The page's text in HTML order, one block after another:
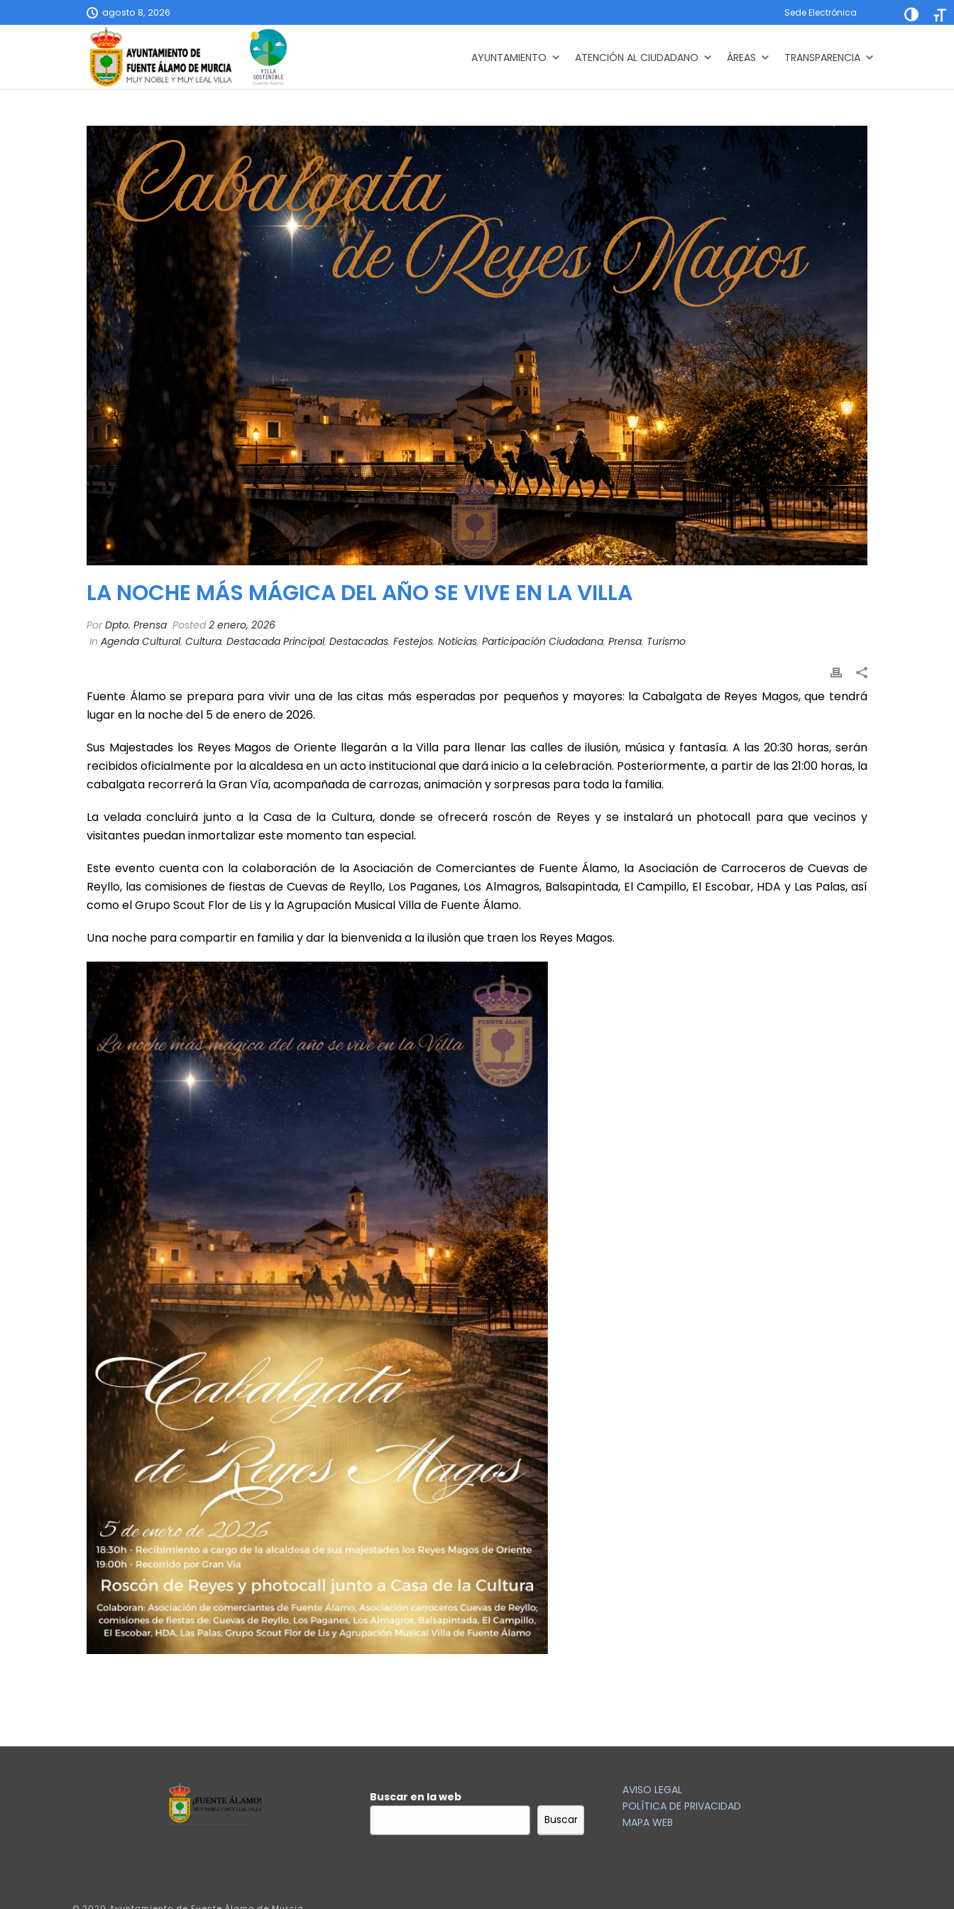
Alternar
agosto 8, 2026 Sede Electrónica
AYUNTAMIENTO ATENCIÓN AL CIUDADANO ÁREAS TRANSPARENCIA
LA NOCHE MÁS MÁGICA DEL AÑO SE VIVE EN LA VILLA
PorDpto. Prensa Posted2 enero, 2026
In Agenda Cultural, Cultura, Destacada Principal, Destacadas, Festejos, Noticias, Participación Ciudadana, Prensa, Turismo
Fuente Álamo se prepara para vivir una de las citas más esperadas por pequeños y mayores: la Cabalgata de Reyes Magos, que tendrá
lugar en la noche del 5 de enero de 2026.
Sus Majestades los Reyes Magos de Oriente llegarán a la Villa para llenar las calles de ilusión, música y fantasía. A las 20:30 horas, serán
recibidos oficialmente por la alcaldesa en un acto institucional que dará inicio a la celebración. Posteriormente, a partir de las 21:00 horas, la
cabalgata recorrerá la Gran Vía, acompañada de carrozas, animación y sorpresas para toda la familia.
La velada concluirá junto a la Casa de la Cultura, donde se ofrecerá roscón de Reyes y se instalará un photocall para que vecinos y
visitantes puedan inmortalizar este momento tan especial.
Este evento cuenta con la colaboración de la Asociación de Comerciantes de Fuente Álamo, la Asociación de Carroceros de Cuevas de
Reyllo, las comisiones de fiestas de Cuevas de Reyllo, Los Paganes, Los Almagros, Balsapintada, El Campillo, El Escobar, HDA y Las Palas, así
como el Grupo Scout Flor de Lis y la Agrupación Musical Villa de Fuente Álamo.
Una noche para compartir en familia y dar la bienvenida a la ilusión que traen los Reyes Magos.
Buscar en la web
Buscar
AVISO LEGAL
POLÍTICA DE PRIVACIDAD
MAPA WEB